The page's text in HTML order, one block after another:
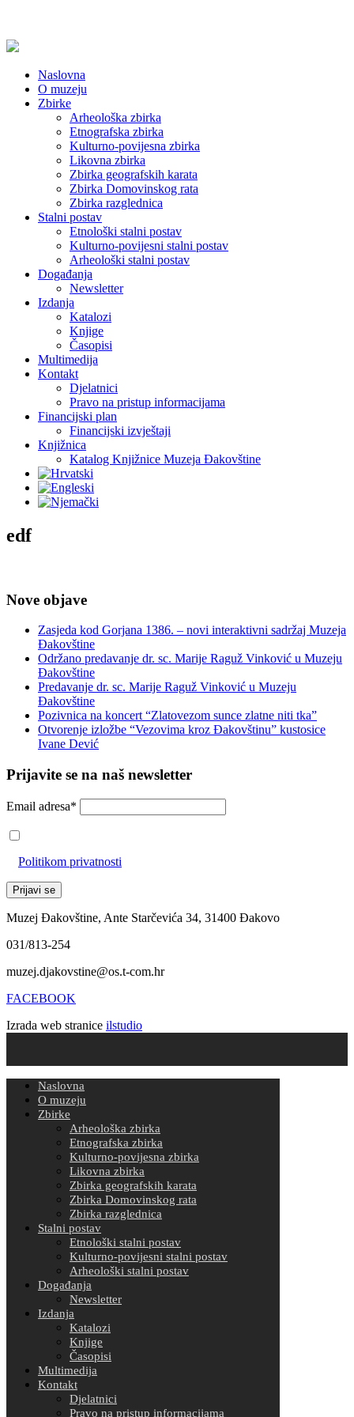
Naslovna
O muzeju
Zbirke
Arheološka zbirka
Etnografska zbirka
Kulturno-povijesna zbirka
Likovna zbirka
Zbirka geografskih karata
Zbirka Domovinskog rata
Zbirka razglednica
Stalni postav
Etnološki stalni postav
Kulturno-povijesni stalni postav
Arheološki stalni postav
Događanja
Newsletter
Izdanja
Katalozi
Knjige
Časopisi
Multimedija
Kontakt
Djelatnici
Pravo na pristup informacijama
Financijski plan
Financijski izvještaji
Knjižnica
Katalog Knjižnice Muzeja Đakovštine
edf
Nove objave
Zasjeda kod Gorjana 1386. – novi interaktivni sadržaj Muzeja
Đakovštine
Održano predavanje dr. sc. Marije Raguž Vinković u Muzeju
Đakovštine
Predavanje dr. sc. Marije Raguž Vinković u Muzeju
Đakovštine
Pozivnica na koncert “Zlatovezom sunce zlatne niti tka”
Otvorenje izložbe “Vezovima kroz Đakovštinu” kustosice
Ivane Dević
Prijavite se na naš newsletter
Email adresa*
Politikom privatnosti
Muzej Đakovštine, Ante Starčevića 34, 31400 Đakovo
031/813-254
muzej.djakovstine@os.t-com.hr
FACEBOOK
Izrada web stranice ilstudio
Naslovna
O muzeju
Zbirke
Arheološka zbirka
Etnografska zbirka
Kulturno-povijesna zbirka
Likovna zbirka
Zbirka geografskih karata
Zbirka Domovinskog rata
Zbirka razglednica
Stalni postav
Etnološki stalni postav
Kulturno-povijesni stalni postav
Arheološki stalni postav
Događanja
Newsletter
Izdanja
Katalozi
Knjige
Časopisi
Multimedija
Kontakt
Djelatnici
Pravo na pristup informacijama